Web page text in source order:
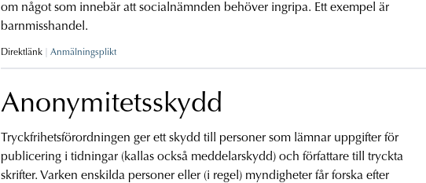
om något som innebär att socialnämnden behöver ingripa. Ett exempel är
barnmisshandel.
Direktlänk Anmälningsplikt
Anonymitetsskydd
Tryckfrihetsförordningen ger ett skydd till personer som lämnar uppgifter för
publicering i tidningar (kallas också meddelarskydd) och författare till tryckta
skrifter. Varken enskilda personer eller (i regel) myndigheter får forska efter